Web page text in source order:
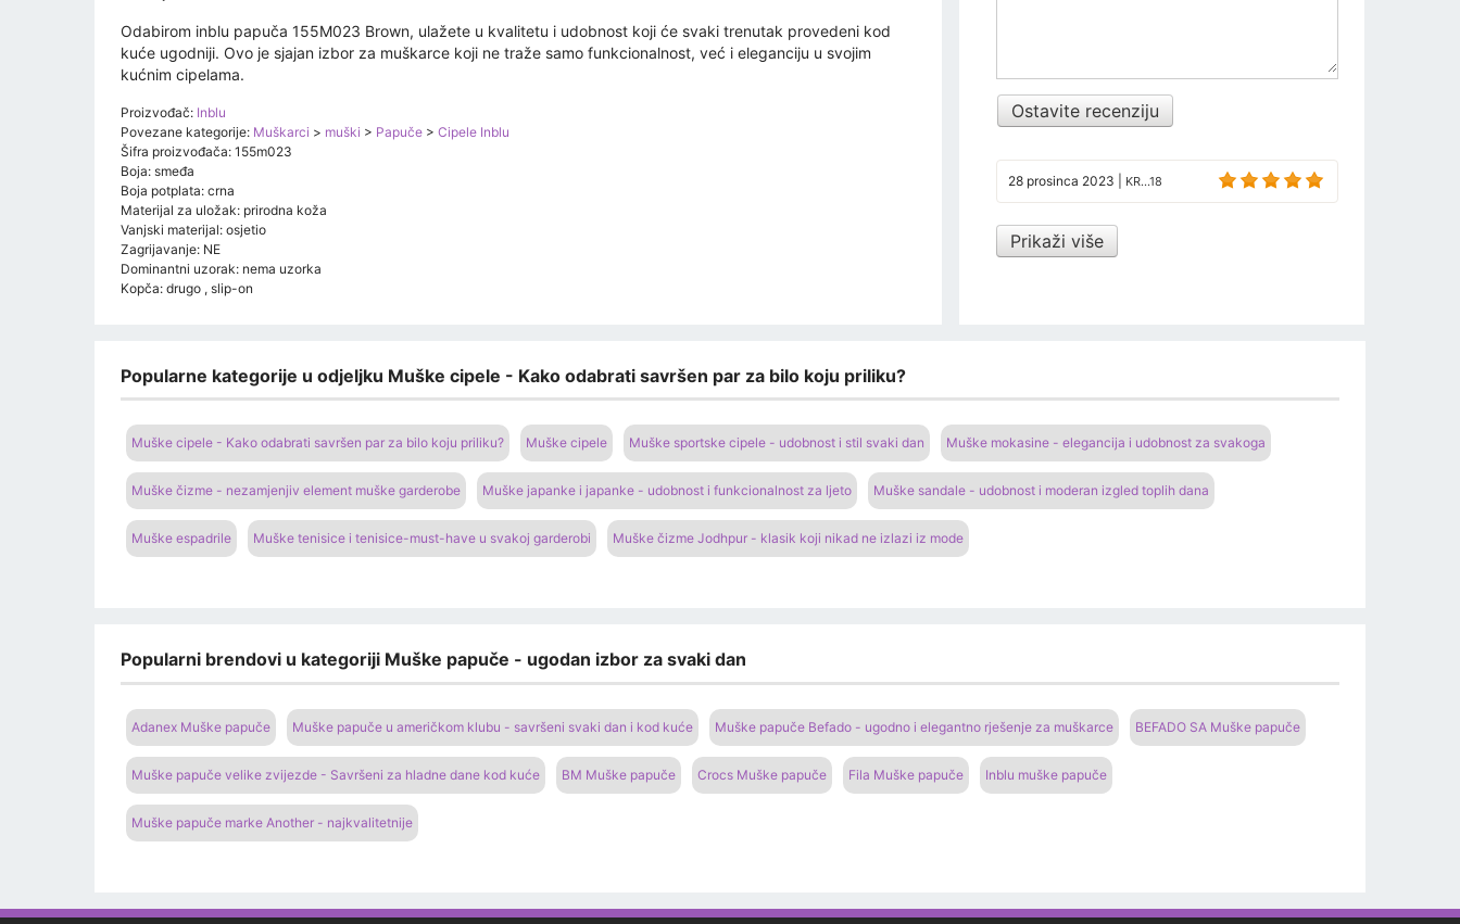
Odabirom inblu papuča 155M023 Brown, ulažete u kvalitetu i udobnost koji će svaki trenutak provedeni kod
kuće ugodniji. Ovo je sjajan izbor za muškarce koji ne traže samo funkcionalnost, već i eleganciju u svojim
kućnim cipelama.
Proizvođač: Inblu
Povezane kategorije: Muškarci > muški > Papuče > Cipele Inblu
Šifra proizvođača: 155m023
Boja: smeđa
Boja potplata: crna
Materijal za uložak: prirodna koža
Vanjski materijal: osjetio
Zagrijavanje: NE
Dominantni uzorak: nema uzorka
Kopča: drugo , slip-on
Ostavite recenziju
28 prosinca 2023 KR...18
Prikaži više
Popularne kategorije u odjeljku Muške cipele - Kako odabrati savršen par za bilo koju priliku?
Muške cipele - Kako odabrati savršen par za bilo koju priliku? Muške cipele Muške sportske cipele - udobnost i stil svaki dan Muške mokasine - elegancija i udobnost za svakoga
Muške čizme - nezamjenjiv element muške garderobe Muške japanke i japanke - udobnost i funkcionalnost za ljeto Muške sandale - udobnost i moderan izgled toplih dana
Muške espadrile Muške tenisice i tenisice-must-have u svakoj garderobi Muške čizme Jodhpur - klasik koji nikad ne izlazi iz mode
Popularni brendovi u kategoriji Muške papuče - ugodan izbor za svaki dan
Adanex Muške papuče Muške papuče u američkom klubu - savršeni svaki dan i kod kuće Muške papuče Befado - ugodno i elegantno rješenje za muškarce BEFADO SA Muške papuče
Muške papuče velike zvijezde - Savršeni za hladne dane kod kuće BM Muške papuče Crocs Muške papuče Fila Muške papuče Inblu muške papuče
Muške papuče marke Another - najkvalitetnije